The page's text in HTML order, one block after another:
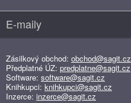
E-maily
Zásilkový obchod: obchod@sagit.cz
Předplatné ÚZ: predplatne@sagit.cz
Software: software@sagit.cz
Knihkupci: knihkupci@sagit.cz
Inzerce: inzerce@sagit.cz